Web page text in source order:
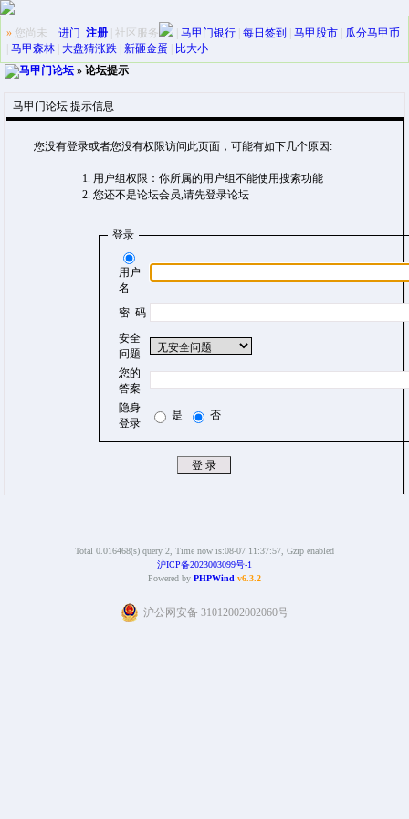
» 您尚未 进门 注册 社区服务 马甲门银行 每日签到 马甲股市
瓜分马甲币
马甲森林 大盘猜涨跌 新砸金蛋
比大小
马甲门论坛» 论坛提示
马甲门论坛 提示信息
您没有登录或者您没有权限访问此页面，可能有如下几个原因:
用户组权限：你所属的用户组不能使用搜索功能
您还不是论坛会员,请先登录论坛
登录
用户
名
密 码
安全
问题
您的
答案
隐身
登录
是 否
Total 0.016468(s) query 2, Time now is:08-07 11:37:57, Gzip enabled
沪ICP备2023003099号-1
Powered by PHPWind v6.3.2
沪公网安备 31012002002060号